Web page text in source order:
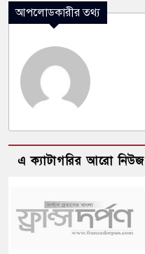
আপলোডকারীর তথ্য
এ ক্যাটাগরির আরো নিউজ